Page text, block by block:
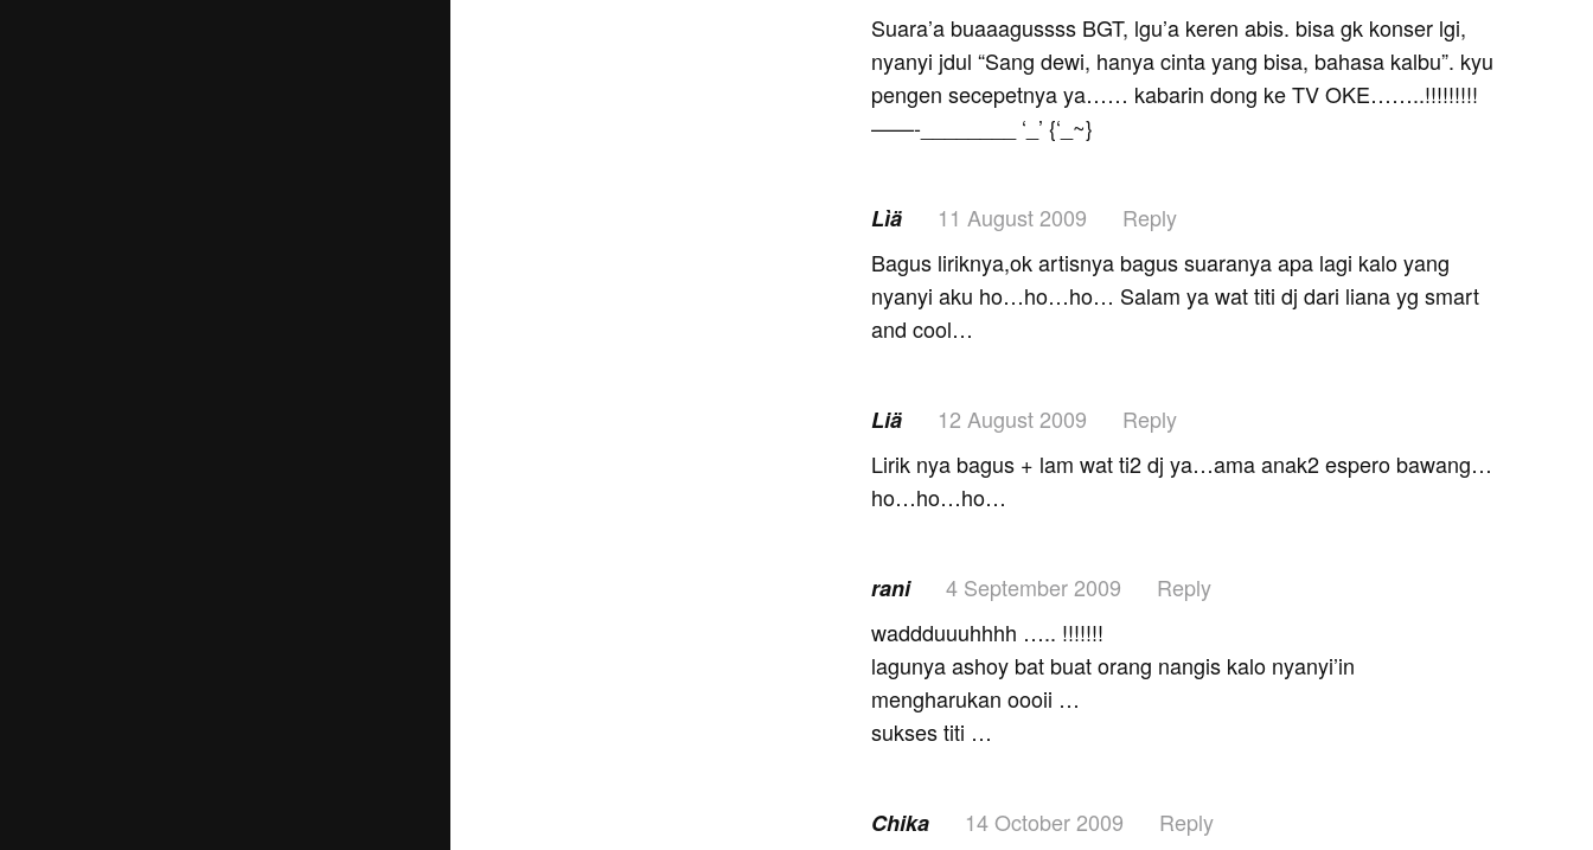
Suara’a buaaagussss BGT, lgu’a keren abis. bisa gk konser lgi,
nyanyi jdul “Sang dewi, hanya cinta yang bisa, bahasa kalbu”. kyu
pengen secepetnya ya…… kabarin dong ke TV OKE……..!!!!!!!!!
——-________ ‘_’ {‘_~}
Lìä 11 August 2009
Reply
Bagus liriknya,ok artisnya bagus suaranya apa lagi kalo yang
nyanyi aku ho…ho…ho… Salam ya wat titi dj dari liana yg smart
and cool…
Liä 12 August 2009
Reply
Lirik nya bagus + lam wat ti2 dj ya…ama anak2 espero bawang…
ho…ho…ho…
rani 4 September 2009
Reply
waddduuuhhhh ….. !!!!!!!
lagunya ashoy bat buat orang nangis kalo nyanyi’in
mengharukan oooii …
sukses titi …
Chika 14 October 2009 Reply